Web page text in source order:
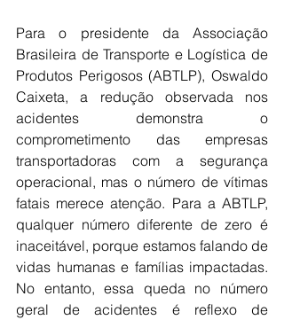
Para o presidente da Associação
Brasileira de Transporte e Logística de
Produtos Perigosos (ABTLP), Oswaldo
Caixeta, a redução observada nos
acidentes demonstra o
comprometimento das empresas
transportadoras com a segurança
operacional, mas o número de vítimas
fatais merece atenção. Para a ABTLP,
qualquer número diferente de zero é
inaceitável, porque estamos falando de
vidas humanas e famílias impactadas.
No entanto, essa queda no número
geral de acidentes é reflexo de